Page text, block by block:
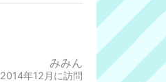
みみん
2014年12月に訪問